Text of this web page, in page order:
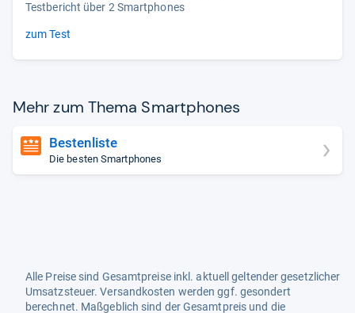
Testbericht über 2 Smartphones
zum Test
Mehr zum Thema Smart­pho­nes
Bestenliste
Die besten Smartphones
Alle Preise sind Gesamtpreise inkl. aktuell geltender gesetzlicher
Umsatzsteuer. Versandkosten werden ggf. gesondert
berechnet. Maßgeblich sind der Gesamtpreis und die